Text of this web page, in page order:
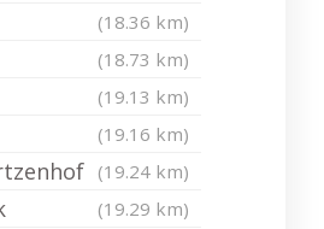
(18.36 km)
(18.73 km)
(19.13 km)
(19.16 km)
(19.24 km)
(19.29 km)